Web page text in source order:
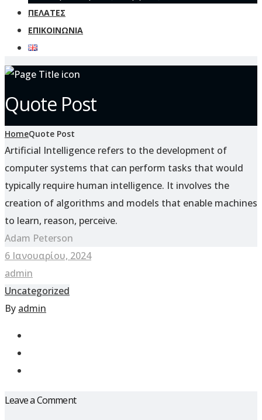
ΠΕΛΆΤΕΣ
ΕΠΙΚΟΙΝΩΝΊΑ
Quote Post
HomeQuote Post
Artificial Intelligence refers to the development of
computer systems that can perform tasks that would
typically require human intelligence. It involves the
creation of algorithms and models that enable machines
to learn, reason, perceive.
Adam Peterson
6 Ιανουαρίου, 2024
admin
Uncategorized
By admin
Leave a Comment